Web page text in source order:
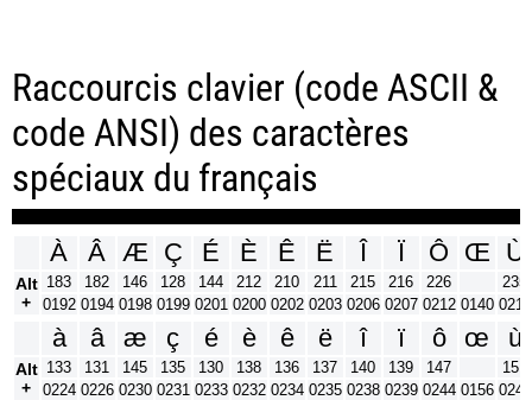
Raccourcis clavier (code ASCII &
code ANSI) des caractères
spéciaux du français
À Â Æ Ç É È Ê Ë Î Ï Ô Œ Ù
Alt
+
183 182 146 128 144 212 210 211 215 216 226
235
0192 0194 0198 0199 0201 0200 0202 0203 0206 0207 0212 0140 0217
à â æ ç é è ê ë î ï ô œ ù
Alt
+
133 131 145 135 130 138 136 137 140 139 147
151
0224 0226 0230 0231 0233 0232 0234 0235 0238 0239 0244 0156 0249